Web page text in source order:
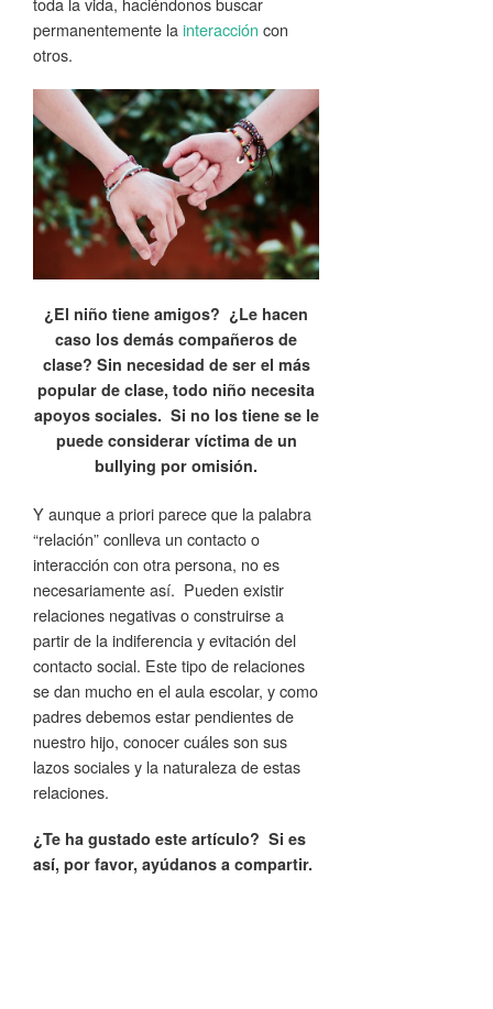
permanentemente la interacción con
otros.
¿El niño tiene amigos? ¿Le hacen
caso los demás compañeros de
clase? Sin necesidad de ser el más
popular de clase, todo niño necesita
apoyos sociales. Si no los tiene se le
puede considerar víctima de un
bullying por omisión.
Y aunque a priori parece que la palabra
“relación” conlleva un contacto o
interacción con otra persona, no es
necesariamente así. Pueden existir
relaciones negativas o construirse a
partir de la indiferencia y evitación del
contacto social. Este tipo de relaciones
se dan mucho en el aula escolar, y como
padres debemos estar pendientes de
nuestro hijo, conocer cuáles son sus
lazos sociales y la naturaleza de estas
relaciones.
¿Te ha gustado este artículo? Si es
así, por favor, ayúdanos a compartir.